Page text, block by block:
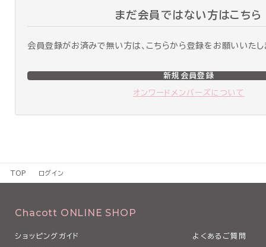
まだ会員ではない方はこちら
会員登録がお済みで無い方は、こちらから登録をお願いいたし
新規会員登録
オンワードメンバーズについて
TOP ログイン
Chacott ONLINE SHOP
ショッピングガイド よくあるご質問